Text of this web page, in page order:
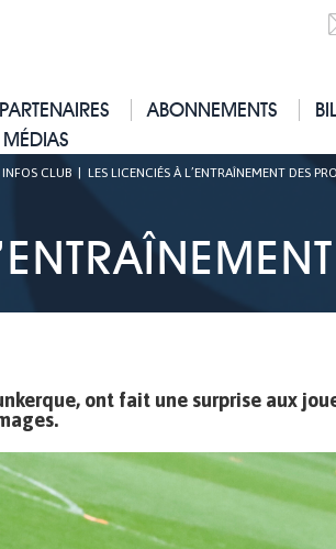
PARTENAIRES ABONNEMENTS
MÉDIAS
INFOS CLUB LES LICENCIÉS À L’ENTRAÎNEMENT DES
ont fait une surprise aux